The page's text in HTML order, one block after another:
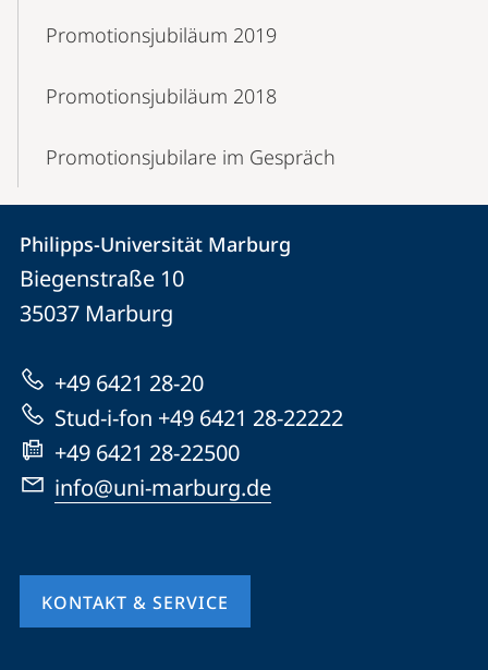
Promotionsjubiläum 2019
Promotionsjubiläum 2018
Promotionsjubilare im Gespräch
Kontakt
und
Informationen
zur
Website
Kontaktinformationen
Philipps-
Universität
Marburg
Philipps-Universität Marburg
Biegenstraße 10
35037 Marburg
+49 6421 28-20
Stud-i-fon +49 6421 28-22222
+49 6421 28-22500
info@uni-marburg.de
KONTAKT & SERVICE